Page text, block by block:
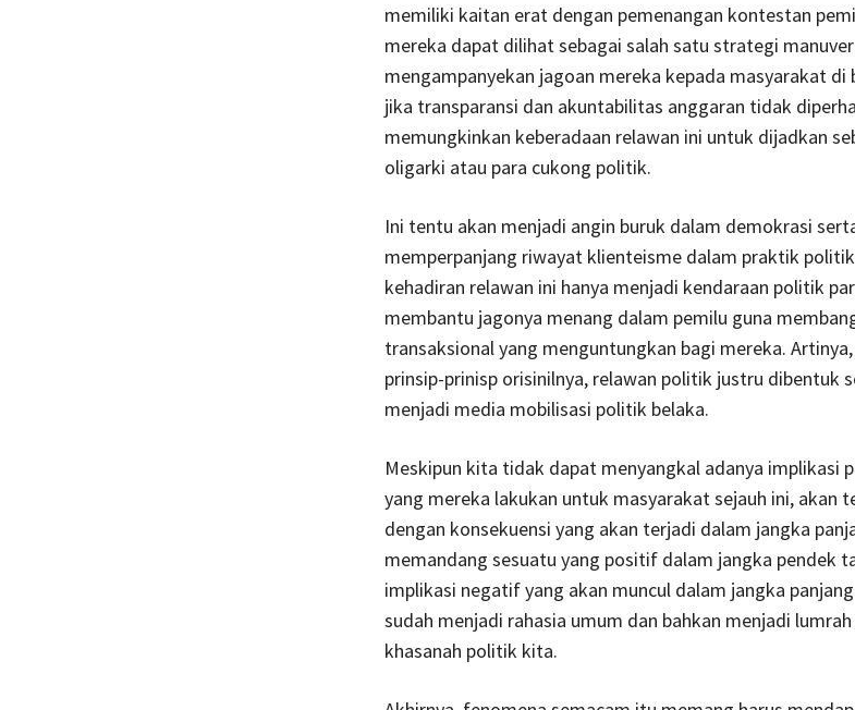
memiliki kaitan erat dengan pemenangan kontestan
mereka dapat dilihat sebagai salah satu strategi
mengampanyekan jagoan mereka kepada masyarakat di
jika transparansi dan akuntabilitas anggaran tidak
memungkinkan keberadaan relawan ini untuk dijadkan
oligarki atau para cukong politik.
Ini tentu akan menjadi angin buruk dalam demokrasi
memperpanjang riwayat klienteisme dalam praktik
kehadiran relawan ini hanya menjadi kendaraan politik
membantu jagonya menang dalam pemilu guna
transaksional yang menguntungkan bagi mereka.
prinsip-prinisp orisinilnya, relawan politik justru dibentuk
menjadi media mobilisasi politik belaka.
Meskipun kita tidak dapat menyangkal adanya implikasi
yang mereka lakukan untuk masyarakat sejauh ini, akan
dengan konsekuensi yang akan terjadi dalam jangka
memandang sesuatu yang positif dalam jangka pendek
implikasi negatif yang akan muncul dalam jangka
sudah menjadi rahasia umum dan bahkan menjadi
khasanah politik kita.